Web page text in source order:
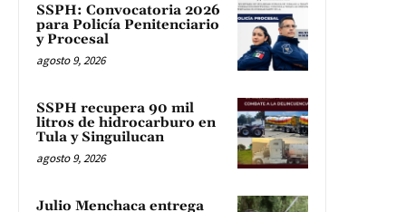
SSPH: Convocatoria 2026
para Policía Penitenciario
y Procesal
agosto 9, 2026
SSPH recupera 90 mil
litros de hidrocarburo en
Tula y Singuilucan
agosto 9, 2026
Julio Menchaca entrega